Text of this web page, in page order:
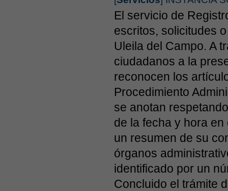
El servicio de
escritos, solicitudes
Uleila del Campo. A
ciudadanos a la
reconocen los
Procedimiento
se anotan
de la fecha y hora
un resumen de su
órganos
identificado por un
Concluido el trámite